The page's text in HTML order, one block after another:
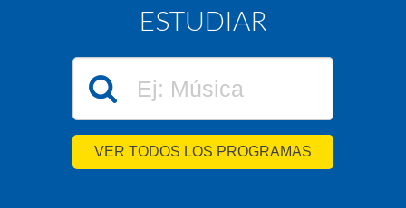
ESTUDIAR
VER TODOS LOS PROGRAMAS